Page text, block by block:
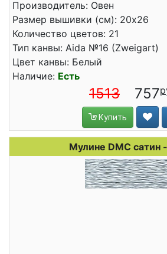
Производитель: Овен
Размер вышивки (см): 20x26
Количество цветов: 21
Тип канвы: Aida №16 (Zweigart)
Цвет канвы: Белый
Наличие: Есть
1513 757
Купить
Мулине DMC сатин